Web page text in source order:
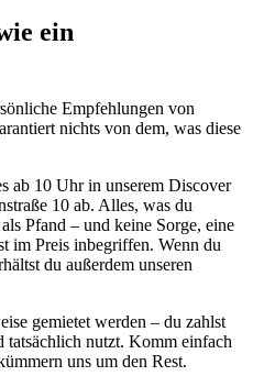
ein
Empfehlungen von
nichts von dem, was diese
ab 10 Uhr in unserem Discover
10 ab. Alles, was du
Pfand – und keine Sorge, eine
im Preis inbegriffen. Wenn du
du außerdem unseren
gemietet werden – du zahlst
tatsächlich nutzt. Komm einfach
uns um den Rest.